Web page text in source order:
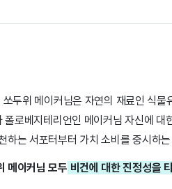
두위 메이커님은 자연의 재료인 식물
로베지테리언인 메이커님 자신에 대
하는 서포터부터 가치 소비를 중시하
메이커님 모두 비건에 대한 진정성을